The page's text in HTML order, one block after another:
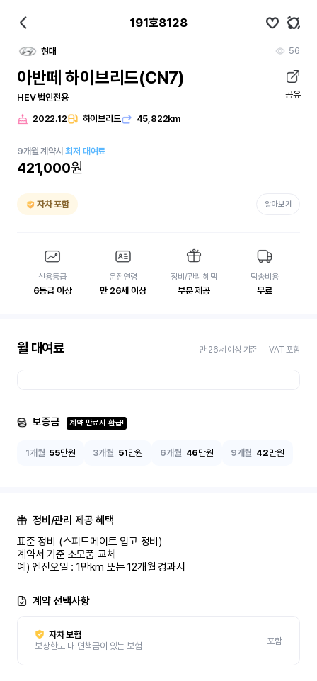
191호8128
현대 56
아반떼 하이브리드(CN7)
HEV 법인전용 공유
2022.12 하이브리드 45,822km
9개월 계약시최저 대여료
421,000원
자차 포함 알아보기
신용등급
6등급 이상
운전연령
만 26세 이상
정비/관리 혜택
부분 제공
탁송비용
무료
월 대여료 만 26세 이상 기준 VAT 포함
보증금 계약 만료시 환급!
1개월 55만원 3개월 51만원 6개월 46만원 9개월 42만원
정비/관리 제공 혜택
표준 정비 (스피드메이트 입고 정비)
계약서 기준 소모품 교체
예) 엔진오일 : 1만km 또는 12개월 경과시
계약 선택사항
자차 보험
보상한도 내 면책금이 있는 보험
포함